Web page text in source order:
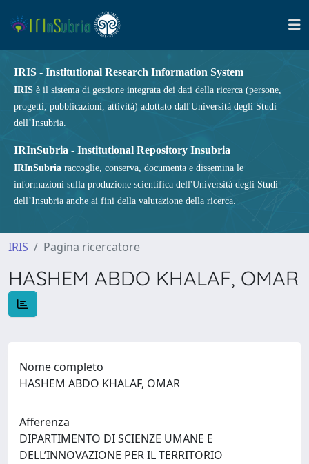
IRIS - Institutional Research Information System
IRIS è il sistema di gestione integrata dei dati della ricerca (persone,
progetti, pubblicazioni, attività) adottato dall'Università degli Studi
dell’Insubria.
IRInSubria - Institutional Repository Insubria
IRInSubria raccoglie, conserva, documenta e dissemina le
informazioni sulla produzione scientifica dell'Università degli Studi
dell’Insubria anche ai fini della valutazione della ricerca.
IRIS Pagina ricercatore
HASHEM ABDO KHALAF, OMAR
Nome completo
HASHEM ABDO KHALAF, OMAR
Afferenza
DIPARTIMENTO DI SCIENZE UMANE E
DELL’INNOVAZIONE PER IL TERRITORIO